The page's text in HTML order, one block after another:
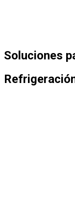
Soluciones